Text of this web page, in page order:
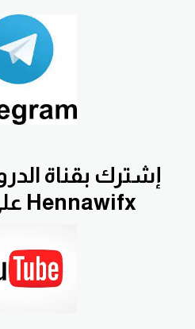
إشترك بقناة
Hennawifx على اليوتيوب